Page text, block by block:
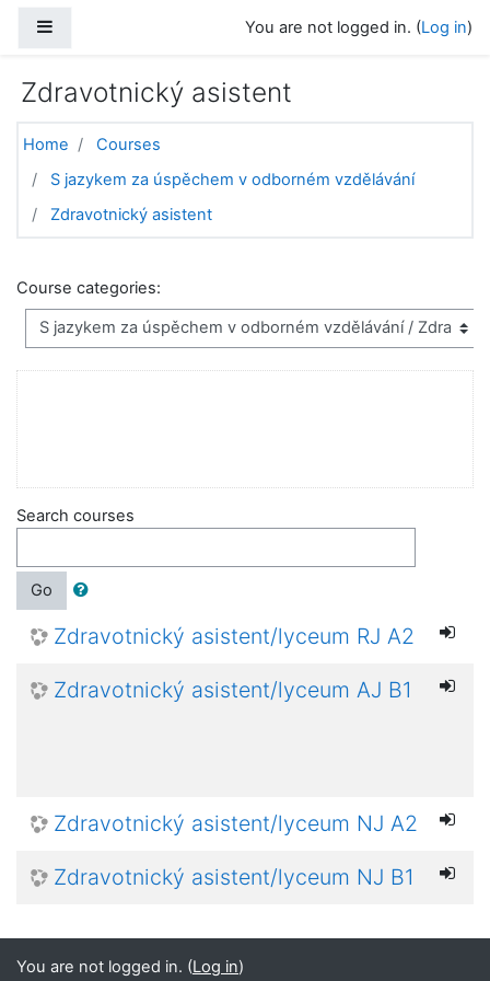
You are not logged in. (Log in)
Zdravotnický asistent
Home
Courses
S jazykem za úspěchem v odborném vzdělávání
Zdravotnický asistent
Course categories:
Search courses
Go
Zdravotnický asistent/lyceum RJ A2
Zdravotnický asistent/lyceum AJ B1
Zdravotnický asistent/lyceum NJ A2
Zdravotnický asistent/lyceum NJ B1
You are not logged in. (Log in)